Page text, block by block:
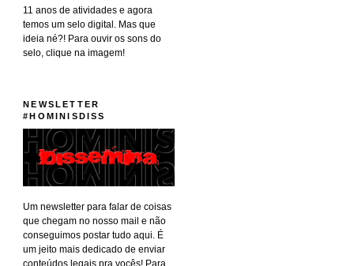
11 anos de atividades e agora
temos um selo digital. Mas que
ideia né?! Para ouvir os sons do
selo, clique na imagem!
NEWSLETTER
#HOMINISDISS
Um newsletter para falar de coisas
que chegam no nosso mail e não
conseguimos postar tudo aqui. É
um jeito mais dedicado de enviar